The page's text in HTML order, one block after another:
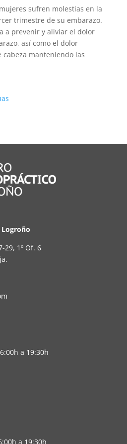
sufren molestias en la
trimestre de su embarazo.
a prevenir y aliviar el dolor
así como el dolor
manteniendo las
29, 1º Of. 6
a 19:30h
a 19:30h